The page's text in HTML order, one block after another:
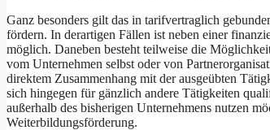
Ganz besonders gilt das in tarifvertraglich
fördern. In derartigen Fällen ist neben einer
möglich. Daneben besteht teilweise die
vom Unternehmen selbst oder von
direktem Zusammenhang mit der ausgeübten
sich hingegen für gänzlich andere Tätigkeiten
außerhalb des bisherigen Unternehmens nutzen
Weiterbildungsförderung.